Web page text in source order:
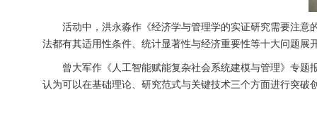
活动中，洪永淼作《经济学与管理学的实证研究需要注
法都有其适用性条件、统计显著性与经济重要性等十大问题展
曾大军作《人工智能赋能复杂社会系统建模与管理》专
认为可以在基础理论、研究范式与关键技术三个方面进行突破